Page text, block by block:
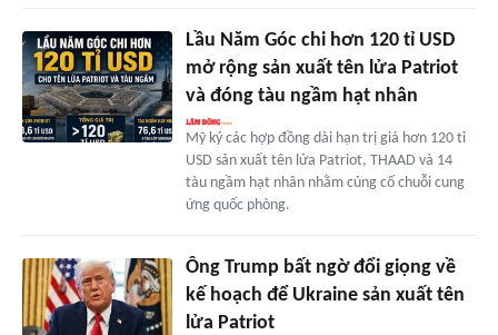
Lầu Năm Góc chi hơn 120 tỉ USD
mở rộng sản xuất tên lửa Patriot
và đóng tàu ngầm hạt nhân
Mỹ ký các hợp đồng dài hạn trị giá hơn 120 tỉ
USD sản xuất tên lửa Patriot, THAAD và 14
tàu ngầm hạt nhân nhằm củng cố chuỗi cung
ứng quốc phòng.
Ông Trump bất ngờ đổi giọng về
kế hoạch để Ukraine sản xuất tên
lửa Patriot